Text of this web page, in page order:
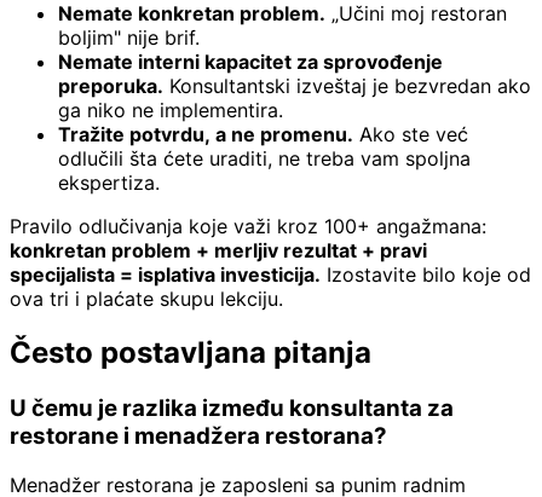
Nemate konkretan problem. „Učini moj restoran
boljim" nije brif.
Nemate interni kapacitet za sprovođenje
preporuka. Konsultantski izveštaj je bezvredan ako
ga niko ne implementira.
Tražite potvrdu, a ne promenu. Ako ste već
odlučili šta ćete uraditi, ne treba vam spoljna
ekspertiza.
Pravilo odlučivanja koje važi kroz 100+ angažmana:
konkretan problem + merljiv rezultat + pravi
specijalista = isplativa investicija. Izostavite bilo koje od
ova tri i plaćate skupu lekciju.
Često postavljana pitanja
U čemu je razlika između konsultanta za
restorane i menadžera restorana?
Menadžer restorana je zaposleni sa punim radnim